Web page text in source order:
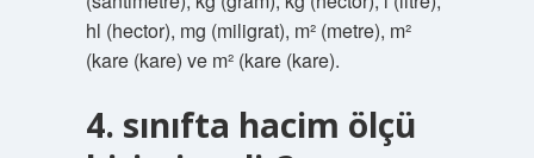
hl (hector), mg (miligrat), m² (metre), m²
(kare (kare) ve m² (kare (kare).
4. sınıfta hacim ölçü